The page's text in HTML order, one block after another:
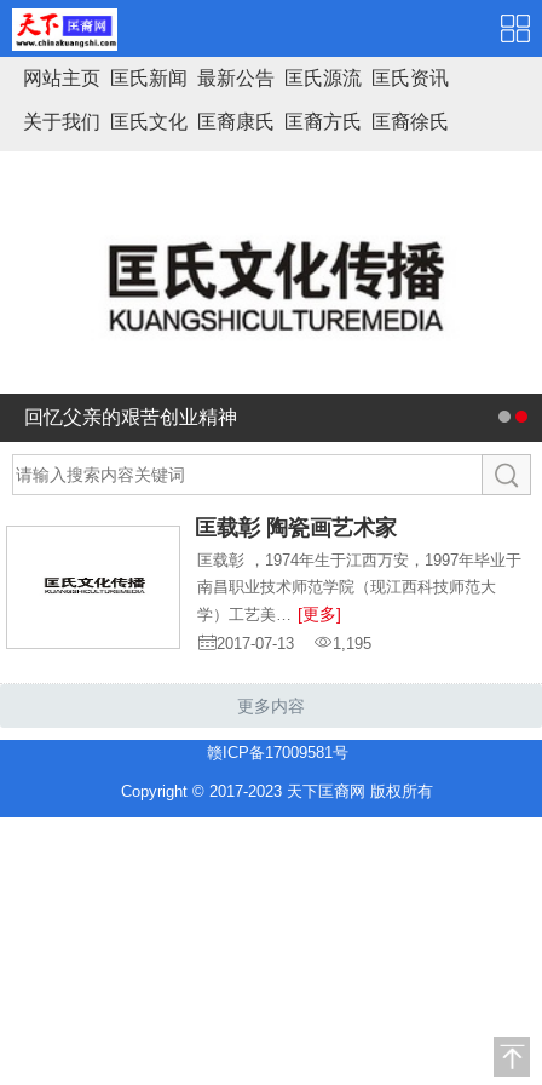
网站主页 匡氏新闻 最新公告 匡氏源流 匡氏资讯
关于我们 匡氏文化 匡裔康氏 匡裔方氏 匡裔徐氏
回忆父亲的艰苦创业精神
匡载彰 陶瓷画艺术家
匡载彰 ，1974年生于江西万安，1997年毕业于
南昌职业技术师范学院（现江西科技师范大
学）工艺美…
[更多]
2017-07-13 1,195
更多内容
赣ICP备17009581号
Copyright © 2017-2023 天下匡裔网 版权所有